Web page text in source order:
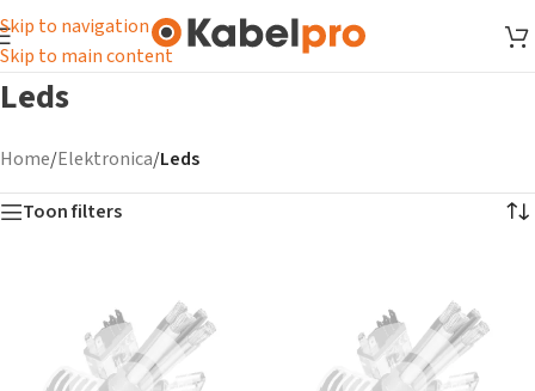
Skip to navigation
Skip to main content
Leds
Home/Elektronica/Leds
Toon filters